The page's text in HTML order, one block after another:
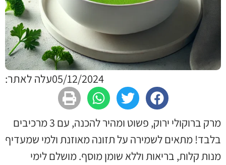
עלה לאתר:05/12/2024
מרק ברוקולי ירוק, פשוט ומהיר להכנה, עם 3 מרכיבים
בלבד! מתאים לשמירה על תזונה מאוזנת ולמי שמעדיף
מנות קלות, בריאות וללא שומן מוסף. מושלם לימי